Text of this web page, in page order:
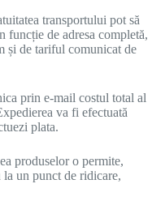
transportului pot să
de adresa completă,
și de tariful comunicat de
prin e-mail costul total al
va fi efectuată
plata.
produselor o permite,
un punct de ridicare,